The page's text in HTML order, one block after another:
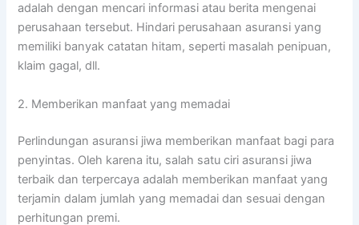
adalah dengan mencari informasi atau berita mengenai
perusahaan tersebut. Hindari perusahaan asuransi yang
memiliki banyak catatan hitam, seperti masalah penipuan,
klaim gagal, dll.
2. Memberikan manfaat yang memadai
Perlindungan asuransi jiwa memberikan manfaat bagi para
penyintas. Oleh karena itu, salah satu ciri asuransi jiwa
terbaik dan terpercaya adalah memberikan manfaat yang
terjamin dalam jumlah yang memadai dan sesuai dengan
perhitungan premi.